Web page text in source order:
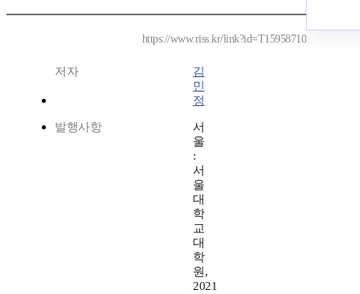
https://www.riss.kr/link?id=T15958710
저자
김
민
정
발행사항
서
울
:
서
울
대
학
교
대
학
원,
2021